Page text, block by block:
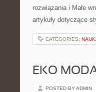
rozwiązania i Małe
artykuły dotyczące
CATEGORIES:
EKO
POSTED BY ADMIN